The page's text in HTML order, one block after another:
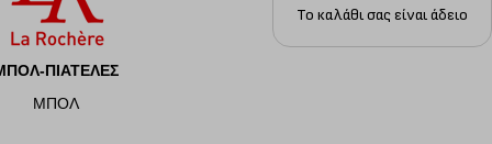
ΠΙΑΤΕΛΕΣ
ΜΠΟΛ
Το καλάθι σας είναι άδειο